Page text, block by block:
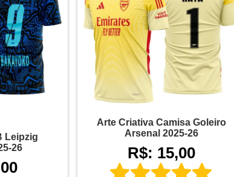
Leipzig
26
Arte Criativa Camisa Goleiro
Arsenal 2025-26
R$: 15,00